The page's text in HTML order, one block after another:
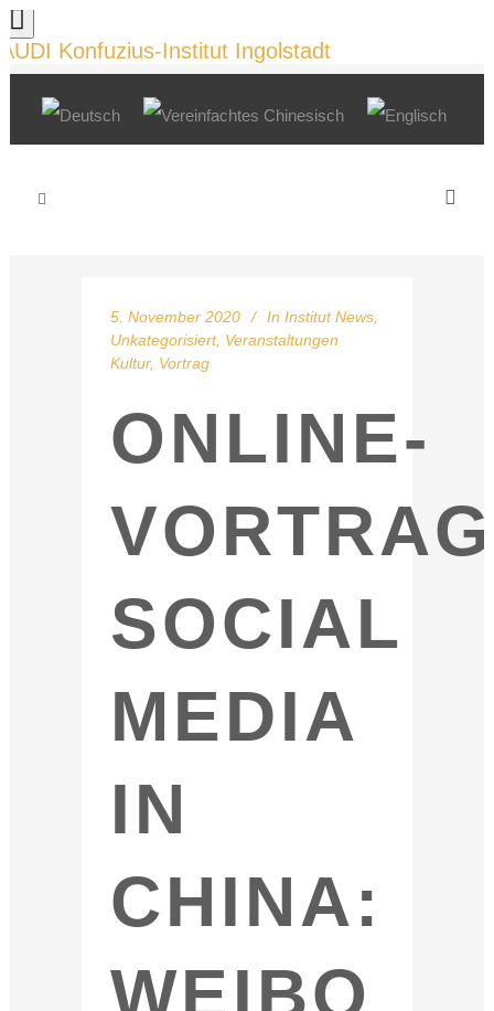
AUDI Konfuzius-Institut Ingolstadt
5. November 2020 In Institut News
Unkategorisiert, Veranstaltungen
Kultur, Vortrag
ONLINE-
SOCIAL
MEDIA
IN
CHINA:
WEIBO